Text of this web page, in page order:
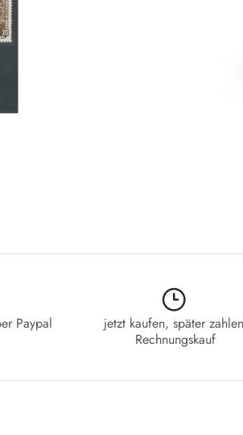
Paypal
jetzt kaufen, später
Rechnungskauf